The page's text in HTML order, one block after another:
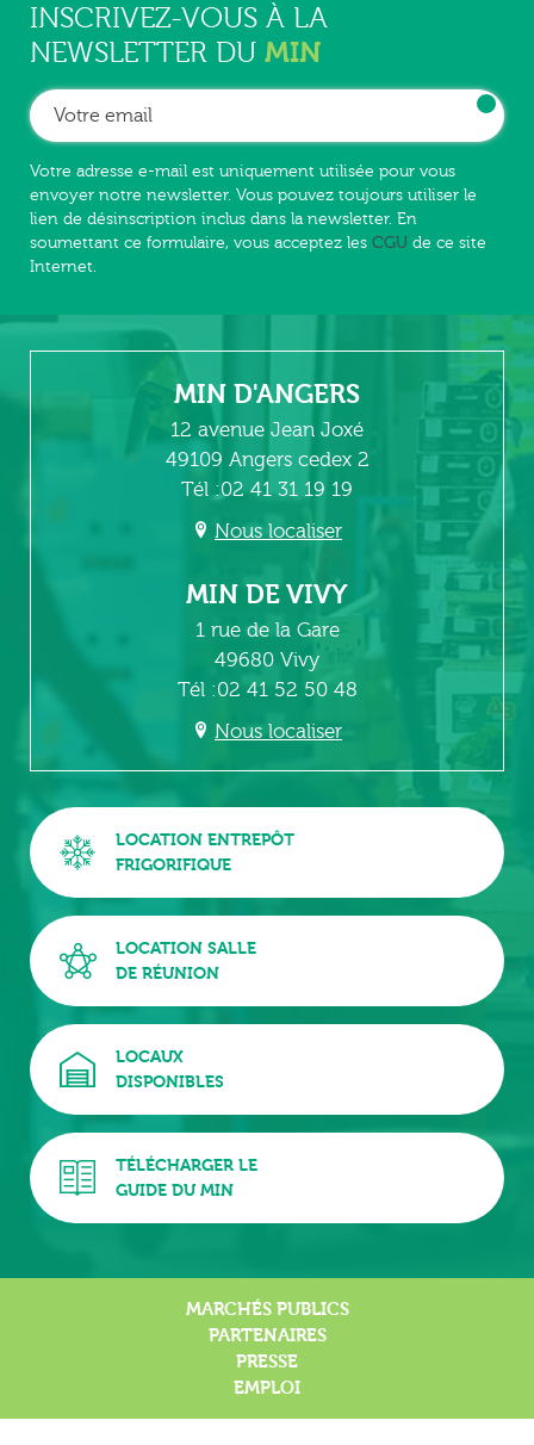
INSCRIVEZ-VOUS À LA
NEWSLETTER DU MIN
Votre adresse e-mail est uniquement utilisée pour vous
envoyer notre newsletter. Vous pouvez toujours utiliser le
lien de désinscription inclus dans la newsletter. En
soumettant ce formulaire, vous acceptez les CGU de ce site
Internet.
MIN D'ANGERS
12 avenue Jean Joxé
49109 Angers cedex 2
Tél :02 41 31 19 19
Nous localiser
MIN DE VIVY
1 rue de la Gare
49680 Vivy
Tél :02 41 52 50 48
Nous localiser
LOCATION ENTREPÔT
FRIGORIFIQUE
LOCATION SALLE
DE RÉUNION
LOCAUX
DISPONIBLES
TÉLÉCHARGER LE
GUIDE DU MIN
MARCHÉS PUBLICS
PARTENAIRES
PRESSE
EMPLOI